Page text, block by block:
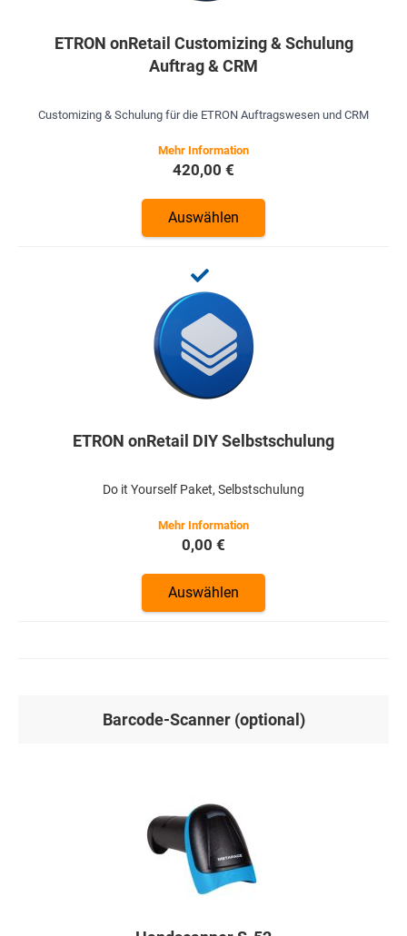
ETRON onRetail Customizing & Schulung
Auftrag & CRM
Customizing & Schulung für die ETRON Auftragswesen und CRM
420,00 €
Auswählen
ETRON onRetail DIY Selbstschulung
Do it Yourself Paket, Selbstschulung
0,00 €
Auswählen
Barcode-Scanner (optional)